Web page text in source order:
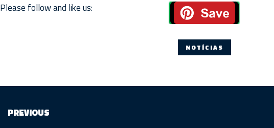
Please follow and like us:
NOTÍCIAS
PREVIOUS